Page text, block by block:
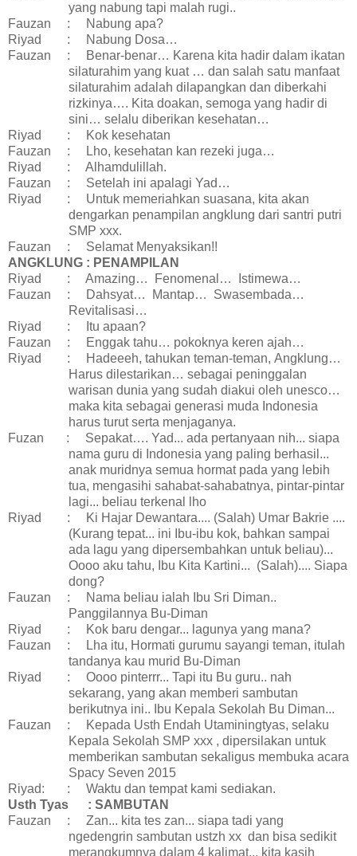
yang nabung tapi malah rugi..
Fauzan
:
Nabung apa?
Riyad
:
Nabung Dosa…
Fauzan
:
Benar-benar… Karena kita hadir dalam ikatan
silaturahim yang kuat … dan salah satu manfaat
silaturahim adalah dilapangkan dan diberkahi
rizkinya…. Kita doakan, semoga yang hadir di
sini… selalu diberikan kesehatan…
Riyad
:
Kok kesehatan
Fauzan
:
Lho, kesehatan kan rezeki juga…
Riyad
:
Alhamdulillah.
Fauzan
:
Setelah ini apalagi Yad…
Riyad
:
Untuk memeriahkan suasana, kita akan
dengarkan penampilan angklung dari santri putri
SMP xxx.
Fauzan
:
Selamat Menyaksikan!!
ANGKLUNG : PENAMPILAN
Riyad
: Amazing… Fenomenal…
Istimewa…
Fauzan
: Dahsyat… Mantap…
Swasembada…
Revitalisasi…
Riyad
:
Itu apaan?
Fauzan
:
Enggak tahu… pokoknya keren ajah…
Riyad
: Hadeeeh, tahukan teman-teman, Angklung…
Harus dilestarikan… sebagai peninggalan
warisan dunia yang sudah diakui oleh unesco…
maka kita sebagai generasi muda Indonesia
harus turut serta menjaganya.
Fuzan
: Sepakat…. Yad... ada pertanyaan nih... siapa
nama guru di Indonesia yang paling berhasil...
anak muridnya semua hormat pada yang lebih
tua, mengasihi sahabat-sahabatnya, pintar-pintar
lagi... beliau terkenal lho
Riyad
:
Ki Hajar Dewantara.... (Salah) Umar Bakrie ....
(Kurang tepat... ini Ibu-ibu kok, bahkan sampai
ada lagu yang dipersembahkan untuk beliau)...
Oooo aku tahu, Ibu Kita Kartini... (Salah).... Siapa
dong?
Fauzan
:
Nama beliau ialah Ibu Sri Diman..
Panggilannya Bu-Diman
Riyad
:
Kok baru dengar... lagunya yang mana?
Fauzan
:
Lha itu, Hormati gurumu sayangi teman, itulah
tandanya kau murid Bu-Diman
Riyad
:
Oooo pinterrr... Tapi itu Bu guru.. nah
sekarang, yang akan memberi sambutan
berikutnya ini.. Ibu Kepala Sekolah Bu Diman...
Fauzan
:
Kepada Usth Endah Utaminingtyas, selaku
Kepala Sekolah SMP xxx , dipersilakan untuk
memberikan sambutan sekaligus membuka acara
Spacy Seven 2015
Riyad:
:
Waktu dan tempat kami sediakan.
Usth Tyas
: SAMBUTAN
Fauzan
:
Zan... kita tes zan... siapa tadi yang
ngedengrin sambutan ustzh xx dan bisa sedikit
merangkumnya dalam 4 kalimat... kita kasih